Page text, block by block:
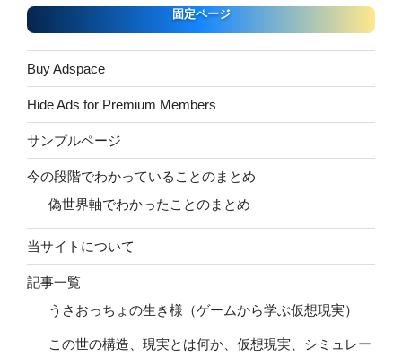
固定ページ
Buy Adspace
Hide Ads for Premium Members
サンプルページ
今の段階でわかっていることのまとめ
偽世界軸でわかったことのまとめ
当サイトについて
記事一覧
うさおっちょの生き様（ゲームから学ぶ仮想現実）
この世の構造、現実とは何か、仮想現実、シミュレー